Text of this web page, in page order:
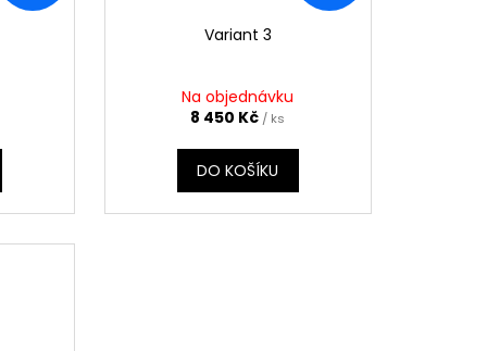
Variant 3
Na objednávku
8 450 Kč / ks
DO KOŠÍKU